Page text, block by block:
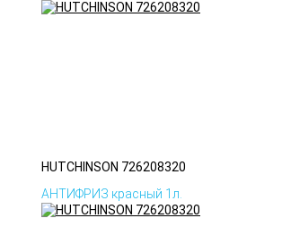
HUTCHINSON 726208320
АНТИФРИЗ красный 1л.